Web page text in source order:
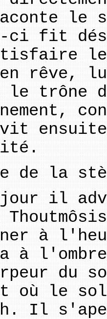
le
fit
en rêve,
le trône
de la
jour il
à
à
du
où le
Il